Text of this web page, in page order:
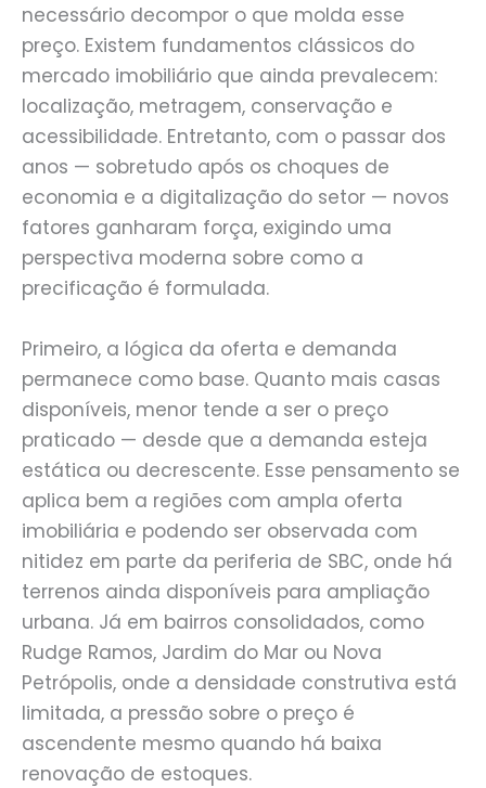
necessário decompor o que molda esse
preço. Existem fundamentos clássicos do
mercado imobiliário que ainda prevalecem:
localização, metragem, conservação e
acessibilidade. Entretanto, com o passar dos
anos — sobretudo após os choques de
economia e a digitalização do setor — novos
fatores ganharam força, exigindo uma
perspectiva moderna sobre como a
precificação é formulada.
Primeiro, a lógica da oferta e demanda
permanece como base. Quanto mais casas
disponíveis, menor tende a ser o preço
praticado — desde que a demanda esteja
estática ou decrescente. Esse pensamento se
aplica bem a regiões com ampla oferta
imobiliária e podendo ser observada com
nitidez em parte da periferia de SBC, onde há
terrenos ainda disponíveis para ampliação
urbana. Já em bairros consolidados, como
Rudge Ramos, Jardim do Mar ou Nova
Petrópolis, onde a densidade construtiva está
limitada, a pressão sobre o preço é
ascendente mesmo quando há baixa
renovação de estoques.